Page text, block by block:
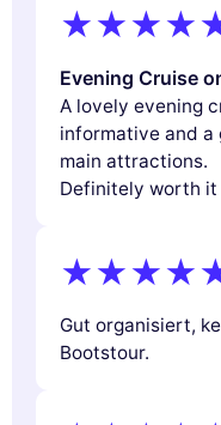
Evening Cruise
A lovely evening
informative and a
main attractions.
Definitely worth
Gut organisiert,
Bootstour.